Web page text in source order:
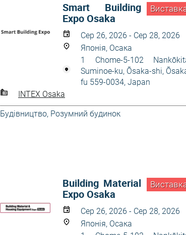
Smart Building
Expo Osaka
Сер 26, 2026 - Сер 28, 2026
Японія, Осака
1 Chome-5-102
Suminoe-ku, Ōsaka-shi,
fu 559-0034, Japan
INTEX Osaka
Будівництво, Розумний будинок
Building Material
Expo Osaka
Сер 26, 2026 - Сер 28, 2026
Японія, Осака